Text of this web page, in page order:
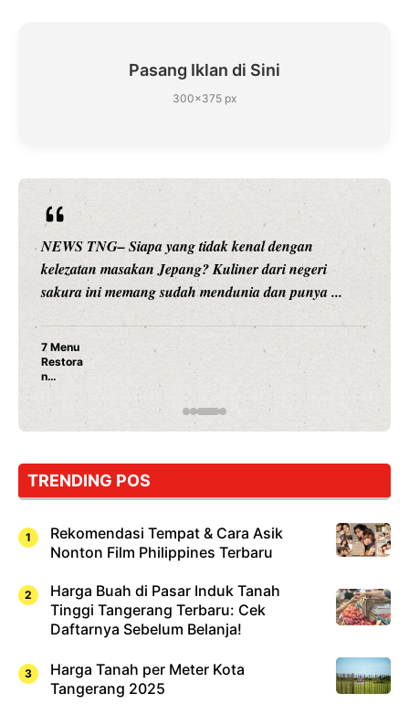
Pasang Iklan di Sini
300×375 px
NEWS TNG– Siapa sangka, dua nama besar di dunia
hiburan, Nunung Srimulat dan Vicky Prasetyo, kini
merambah dunia kuliner dengan ...
Nunung Srimulat & Vicky Prasetyo Buka Restoran
Rahasia Mami Bikin Nagih!
TRENDING POS
Rekomendasi Tempat & Cara Asik
Nonton Film Philippines Terbaru
Harga Buah di Pasar Induk Tanah
Tinggi Tangerang Terbaru: Cek
Daftarnya Sebelum Belanja!
Harga Tanah per Meter Kota
Tangerang 2025